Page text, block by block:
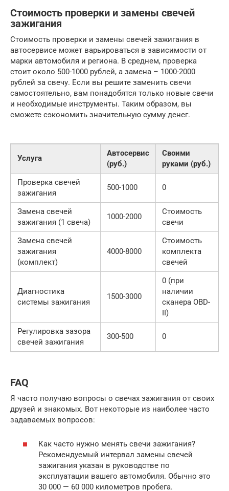
Стоимость проверки и замены свечей
зажигания
Стоимость проверки и замены свечей зажигания в
автосервисе может варьироваться в зависимости от
марки автомобиля и региона. В среднем, проверка
стоит около 500-1000 рублей, а замена – 1000-2000
рублей за свечу. Если вы решите заменить свечи
самостоятельно, вам понадобятся только новые свечи
и необходимые инструменты. Таким образом, вы
сможете сэкономить значительную сумму денег.
Услуга
Автосервис
(руб.)
Своими
руками (руб.)
Проверка свечей
зажигания
500-1000 0
Замена свечей
зажигания (1 свеча)
1000-2000
Стоимость
свечи
Замена свечей
зажигания
(комплект)
4000-8000
Стоимость
комплекта
свечей
Диагностика
системы зажигания
1500-3000
0 (при
наличии
сканера OBD-
II)
Регулировка зазора
свечей зажигания
300-500 0
FAQ
Я часто получаю вопросы о свечах зажигания от своих
друзей и знакомых. Вот некоторые из наиболее часто
задаваемых вопросов:
Как часто нужно менять свечи зажигания?
Рекомендуемый интервал замены свечей
зажигания указан в руководстве по
эксплуатации вашего автомобиля. Обычно это
30 000 — 60 000 километров пробега.